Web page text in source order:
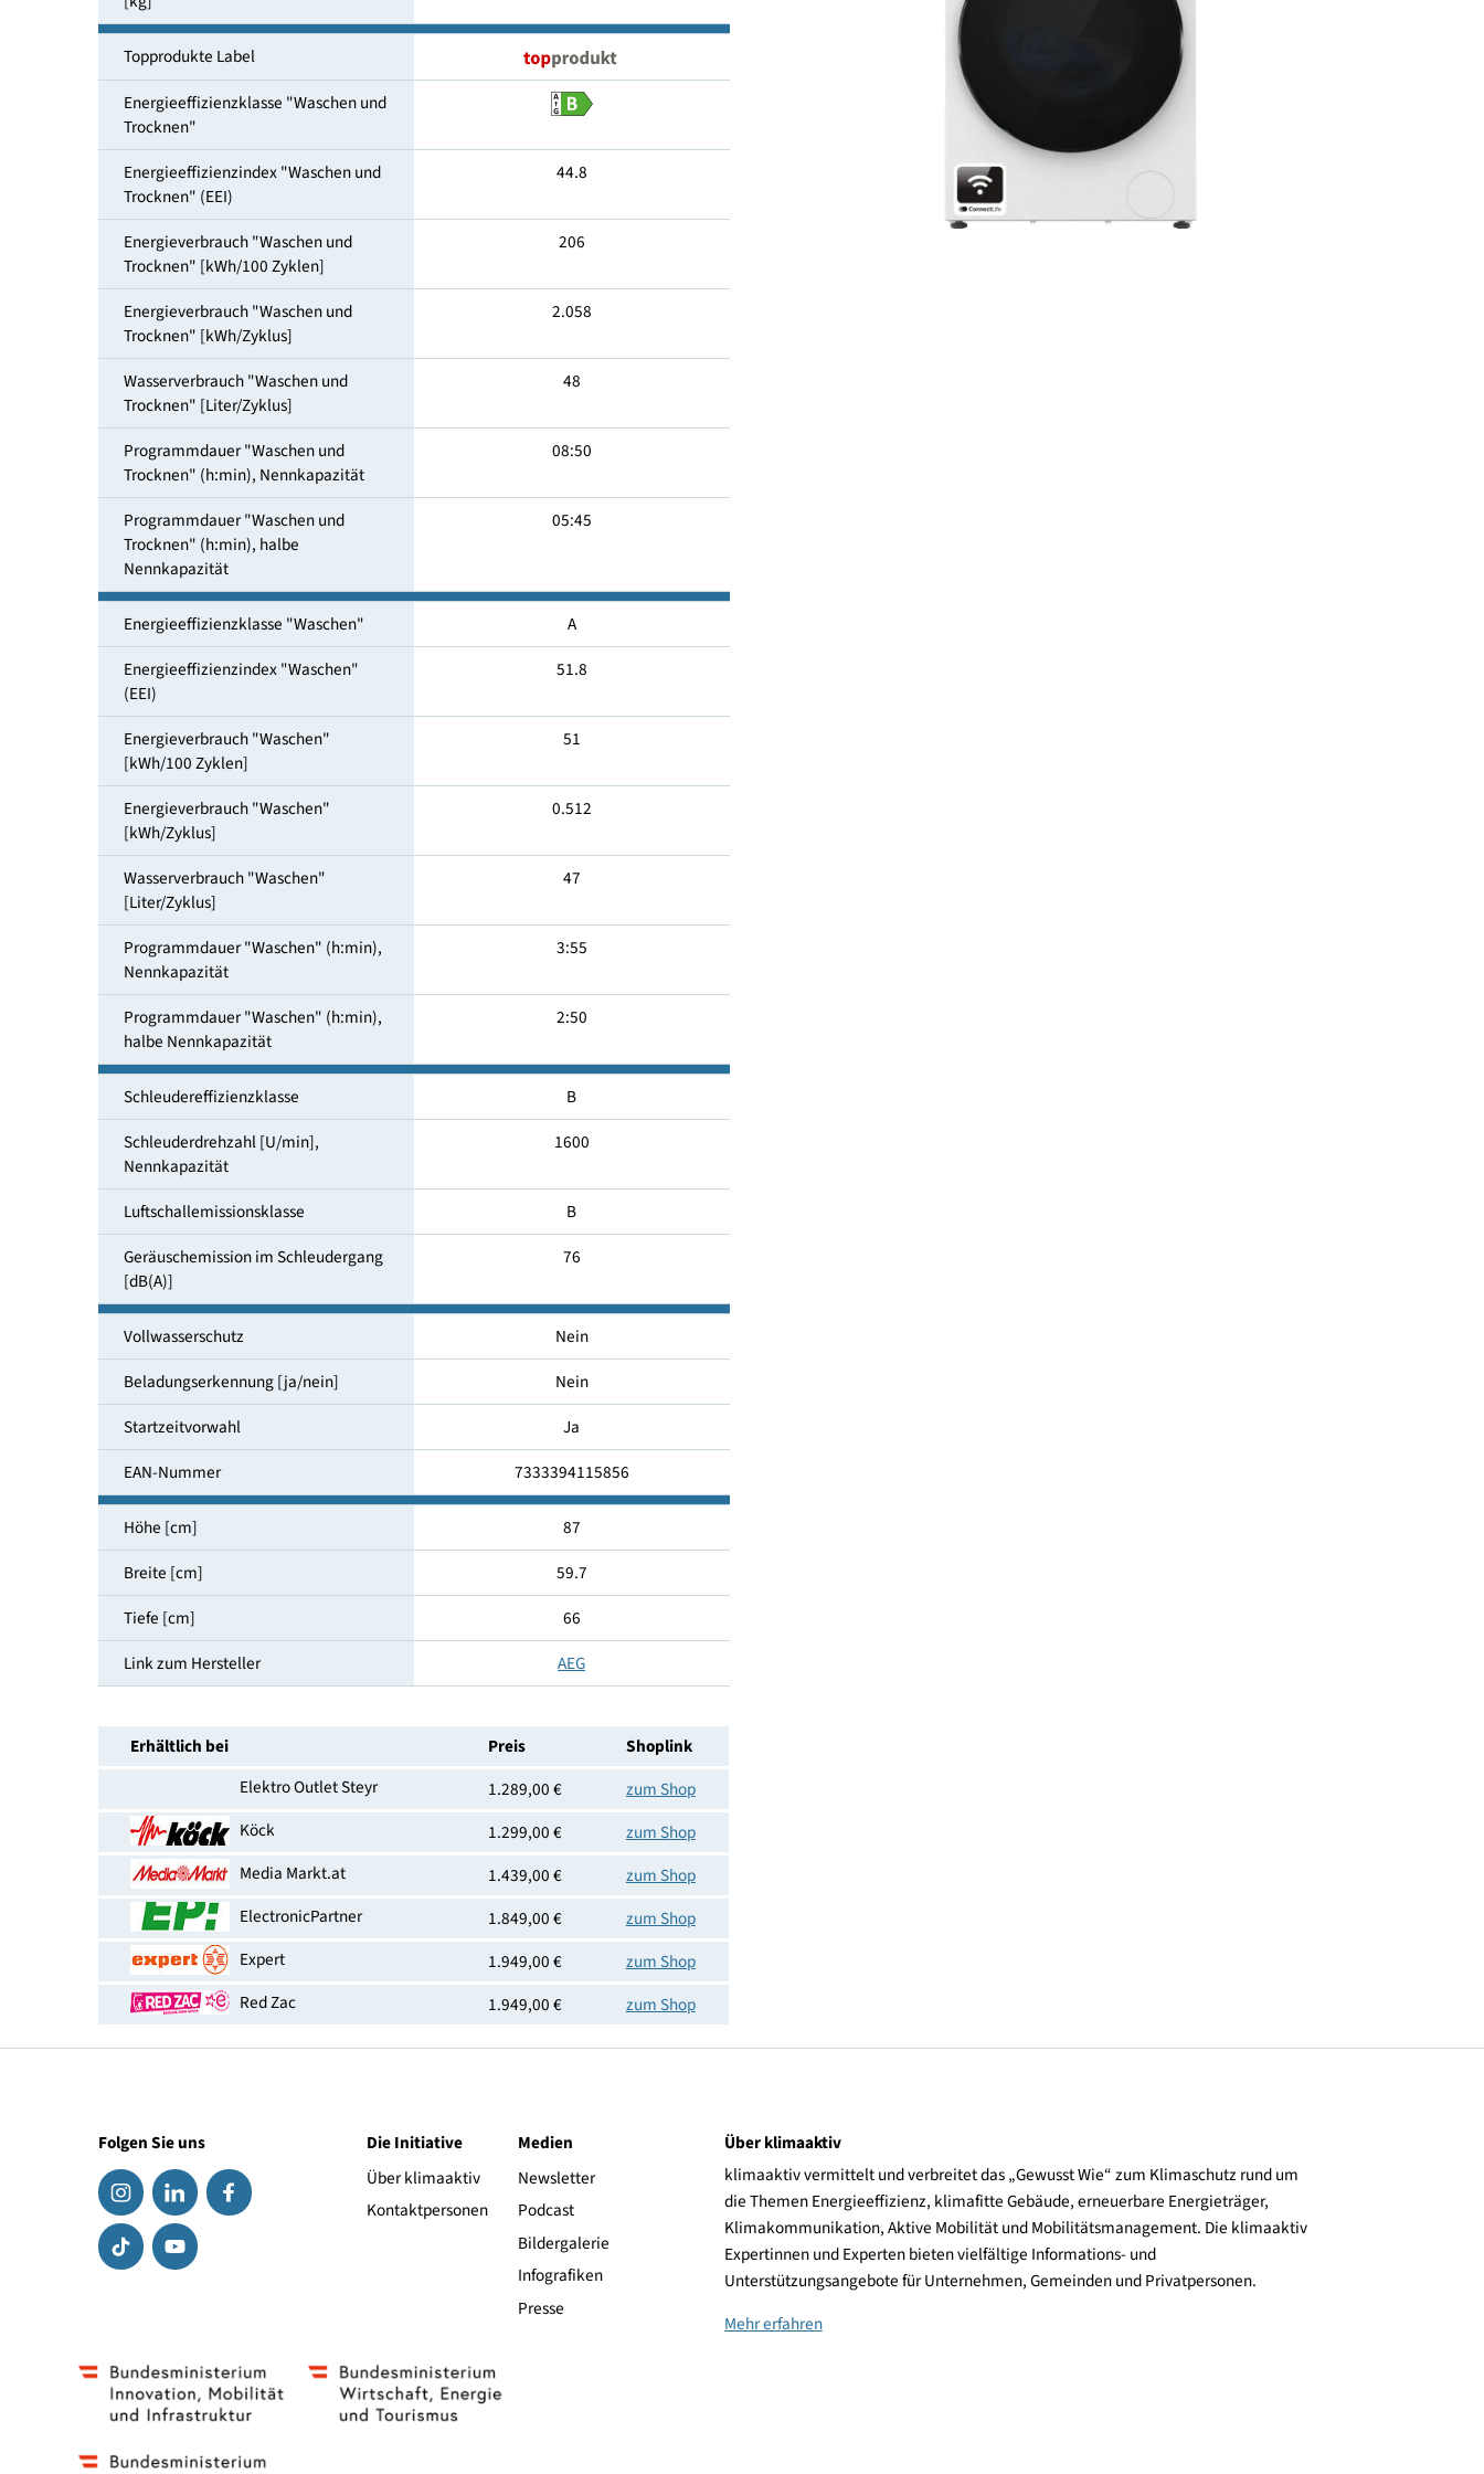
Füllmenge Waschen und Trocknen
[kg]
6
Topprodukte Label
Energieeffizienzklasse "Waschen und
Trocknen"
Energieeffizienzindex "Waschen und
Trocknen" (EEI)
Energieverbrauch "Waschen und
Trocknen" [kWh/100 Zyklen]
Energieverbrauch "Waschen und
Trocknen" [kWh/Zyklus]
Wasserverbrauch "Waschen und
Trocknen" [Liter/Zyklus]
Programmdauer "Waschen und
Trocknen" (h:min), Nennkapazität
Programmdauer "Waschen und
Trocknen" (h:min), halbe
Nennkapazität
Energieeffizienzklasse "Waschen"
Energieeffizienzindex "Waschen"
(EEI)
Energieverbrauch "Waschen"
[kWh/100 Zyklen]
Energieverbrauch "Waschen"
[kWh/Zyklus]
Wasserverbrauch "Waschen"
[Liter/Zyklus]
Programmdauer "Waschen" (h:min),
Nennkapazität
Programmdauer "Waschen" (h:min),
halbe Nennkapazität
2:50
Schleudereffizienzklasse
Schleuderdrehzahl [U/min],
Nennkapazität
1600
Luftschallemissionsklasse
B
Geräuschemission im Schleuder­gang
[dB(A)]
76
Vollwasserschutz
Beladungserkennung [ja/nein] Nein
Startzeitvorwahl
Ja
EAN-Nummer
7333394115856
Höhe [cm] 87
59.7
Tiefe [cm]
Link zum Hersteller
Erhältlich bei Preis
Elektro Outlet Steyr
1.289,00 € zum Shop
Media Markt.at 1.439,00 €
zum Shop
ElectronicPartner
1.849,00 € zum Shop
1.949,00 € zum Shop
1.949,00 € zum Shop